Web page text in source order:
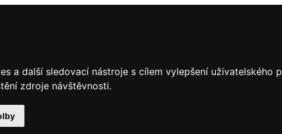
a další sledovací nástroje s cílem vylepšení uživatelského
zdroje návštěvnosti.